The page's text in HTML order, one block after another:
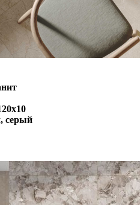
серый